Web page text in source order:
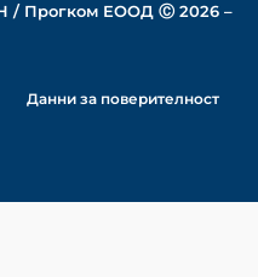
/ Прогком ЕООД Ⓒ 2026 –
Данни за поверителност